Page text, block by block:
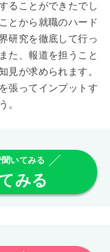
ることができたでし
とから就職のハード
研究を徹底して行っ
た、報道を担うこと
見が求められます。
張ってインプットす
。
いてみる
みる